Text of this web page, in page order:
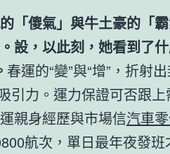
「傻氣」與牛土豪的「
設，以此刻，她看到了
春運的“變”與“增”，折射
引力。運力保證可否跟上
親身經歷與市場信汽車
航次，單日最年夜發